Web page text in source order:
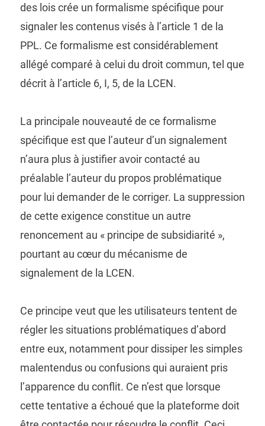
des lois crée un formalisme spécifique pour
signaler les contenus visés à l’article 1 de la
PPL. Ce formalisme est considérablement
allégé comparé à celui du droit commun, tel que
décrit à l’article 6, I, 5, de la LCEN.
La principale nouveauté de ce formalisme
spécifique est que l’auteur d’un signalement
n’aura plus à justifier avoir contacté au
préalable l’auteur du propos problématique
pour lui demander de le corriger. La suppression
de cette exigence constitue un autre
renoncement au « principe de subsidiarité »,
pourtant au cœur du mécanisme de
signalement de la LCEN.
Ce principe veut que les utilisateurs tentent de
régler les situations problématiques d’abord
entre eux, notamment pour dissiper les simples
malentendus ou confusions qui auraient pris
l’apparence du conflit. Ce n’est que lorsque
cette tentative a échoué que la plateforme doit